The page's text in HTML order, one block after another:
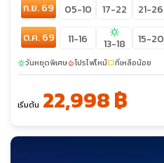
ก.ย. 69 05-10 17-22
21-26
ต.ค. 69
11-16 sunny
13-18 15-20
sunnyวันหยุดพิเศษlocal_fire_departmentโปรไฟไหม้confirmation_numberที่เหลือน้อย
เริ่มต้น 22,998 ฿